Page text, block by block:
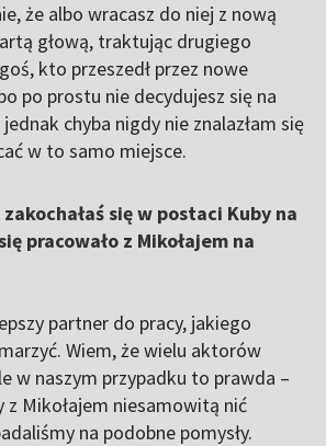
że albo wracasz do niej z nową
głową, traktując drugiego
kto przeszedł przez nowe
po prostu nie decydujesz się na
chyba nigdy nie znalazłam się
w to samo miejsce.
się w postaci Kuby na
pracowało z Mikołajem na
partner do pracy, jakiego
Wiem, że wielu aktorów
w naszym przypadku to prawda –
z Mikołajem niesamowitą nić
na podobne pomysły.